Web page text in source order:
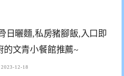
日曬麵,私房豬腳飯,入口即
的文青小餐館推薦~
2023-12-18